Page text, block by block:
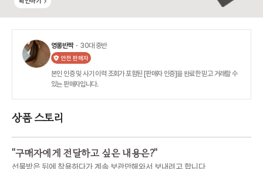
영롱반짝・ 30대 중반
안전 판매자
본인 인증 및 사기 이력 조회가 포함된 [판매자 인증]을 완료한 믿고 거래할 수
있는 판매자입니다.
상품 스토리
"구매자에게 전달하고 싶은 내용은?"
선물받은 뒤에 착용하다가 계속 보관만해와서 보내려고 합니다